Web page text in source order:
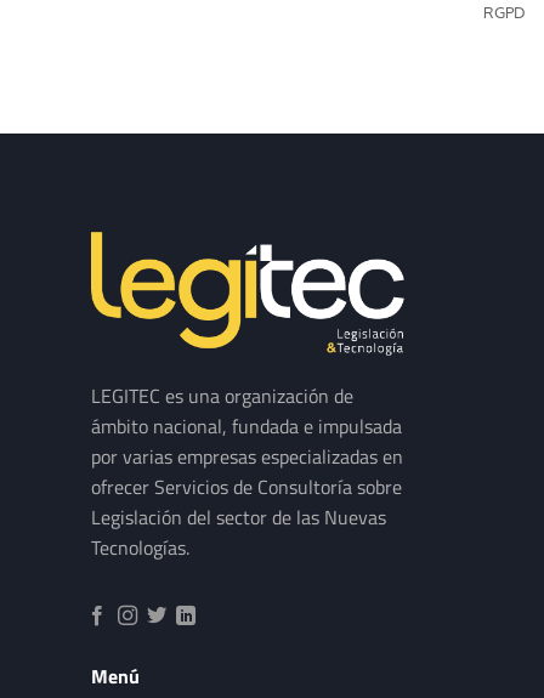
RGPD
LEGITEC es una organización de
ámbito nacional, fundada e impulsada
por varias empresas especializadas en
ofrecer Servicios de Consultoría sobre
Legislación del sector de las Nuevas
Tecnologías.
Menú